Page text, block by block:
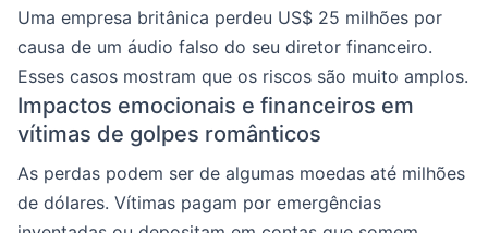
Uma empresa britânica perdeu US$ 25 milhões por
causa de um áudio falso do seu diretor financeiro.
Esses casos mostram que os riscos são muito amplos.
Impactos emocionais e financeiros em
vítimas de golpes românticos
As perdas podem ser de algumas moedas até milhões
de dólares. Vítimas pagam por emergências